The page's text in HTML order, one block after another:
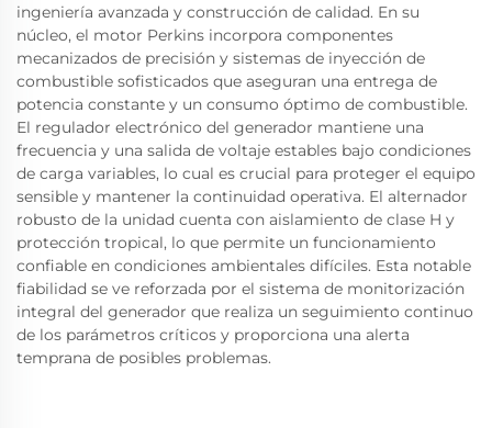
ingeniería avanzada y construcción de calidad. En su
núcleo, el motor Perkins incorpora componentes
mecanizados de precisión y sistemas de inyección de
combustible sofisticados que aseguran una entrega de
potencia constante y un consumo óptimo de combustible.
El regulador electrónico del generador mantiene una
frecuencia y una salida de voltaje estables bajo condiciones
de carga variables, lo cual es crucial para proteger el equipo
sensible y mantener la continuidad operativa. El alternador
robusto de la unidad cuenta con aislamiento de clase H y
protección tropical, lo que permite un funcionamiento
confiable en condiciones ambientales difíciles. Esta notable
fiabilidad se ve reforzada por el sistema de monitorización
integral del generador que realiza un seguimiento continuo
de los parámetros críticos y proporciona una alerta
temprana de posibles problemas.